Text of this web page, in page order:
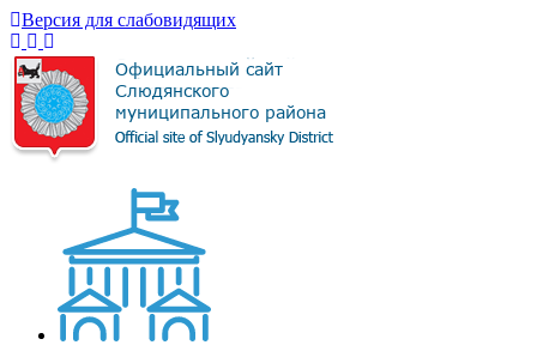
Версия для слабовидящих